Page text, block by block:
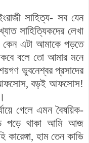
সাহিত্য- সব যেন
সাহিত্যিকদের লেখা
এটা আমাকে পড়তে
বলে তো আমার মনে
ভুবনেশ্বর প্রসাদের
আফসোস, বড়ই আফসোস!
গেলে এমন বৈষয়িক-
পড়ে থাকা আমি আজ
কারেঙ্গা, হাম তেন কাভি